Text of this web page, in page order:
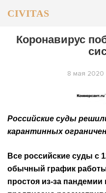
CIVITAS
ОБЩЕСТВО
Коронавирус
8 мая 2020
Российские суды
карантинных
Все российские суды с
обычный график
простоя из-за